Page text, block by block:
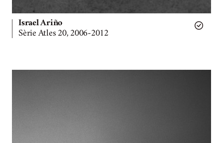
Israel Ariño
Sèrie Atles 20, 2006-2012